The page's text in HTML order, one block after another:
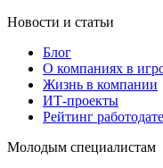
Новости и статьи
Блог
О компаниях в
Жизнь в компании
ИТ-проекты
Рейтинг
Молодым специалистам